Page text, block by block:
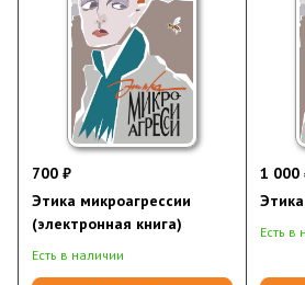
700 ₽
Этика микроагрессии
(электронная книга)
Есть в наличии
1 000
Есть в